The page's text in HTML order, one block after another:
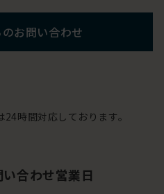
お問い合わせ
時間対応しております。
合わせ営業日